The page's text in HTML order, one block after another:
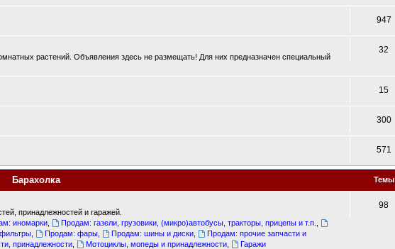
947
растений. Объявления здесь не размещать! Для них предназначен специальный
32
15
300
571
Барахолка Темы
принадлежностей и гаражей.
иномарки Продам: газели, грузовики, (микро)автобусы, тракторы, прицепы и т.п.
Продам: фары Продам: шины и диски
Продам: прочие запчасти и
принадлежности Мотоциклы, мопеды и принадлежности Гаражи
98